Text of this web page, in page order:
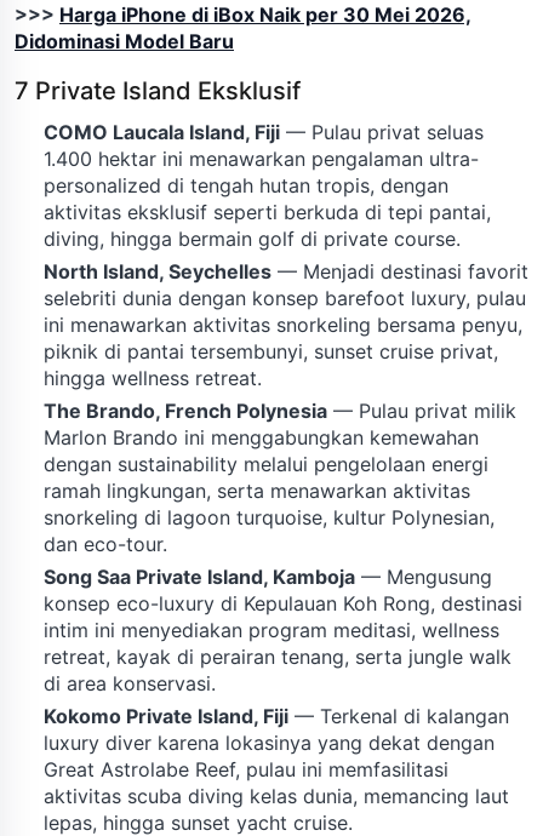
>>> Harga iPhone di iBox Naik per 30 Mei 2026,
Didominasi Model Baru
7 Private Island Eksklusif
COMO Laucala Island, Fiji — Pulau privat seluas
1.400 hektar ini menawarkan pengalaman ultra-
personalized di tengah hutan tropis, dengan
aktivitas eksklusif seperti berkuda di tepi pantai,
diving, hingga bermain golf di private course.
North Island, Seychelles — Menjadi destinasi favorit
selebriti dunia dengan konsep barefoot luxury, pulau
ini menawarkan aktivitas snorkeling bersama penyu,
piknik di pantai tersembunyi, sunset cruise privat,
hingga wellness retreat.
The Brando, French Polynesia — Pulau privat milik
Marlon Brando ini menggabungkan kemewahan
dengan sustainability melalui pengelolaan energi
ramah lingkungan, serta menawarkan aktivitas
snorkeling di lagoon turquoise, kultur Polynesian,
dan eco-tour.
Song Saa Private Island, Kamboja — Mengusung
konsep eco-luxury di Kepulauan Koh Rong, destinasi
intim ini menyediakan program meditasi, wellness
retreat, kayak di perairan tenang, serta jungle walk
di area konservasi.
Kokomo Private Island, Fiji — Terkenal di kalangan
luxury diver karena lokasinya yang dekat dengan
Great Astrolabe Reef, pulau ini memfasilitasi
aktivitas scuba diving kelas dunia, memancing laut
lepas, hingga sunset yacht cruise.